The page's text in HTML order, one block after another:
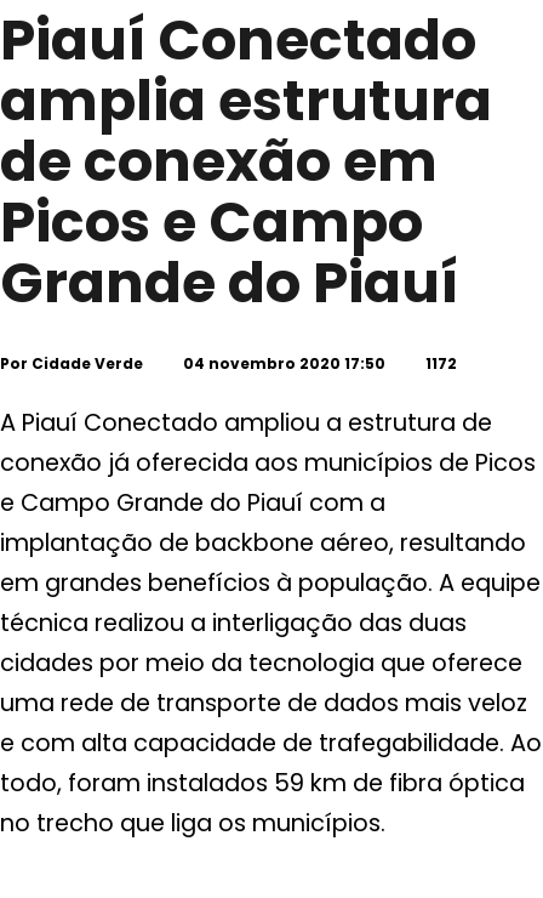
Piauí Conectado
amplia estrutura
de conexão em
Picos e Campo
Grande do Piauí
Por Cidade Verde 04 novembro 2020 17:50 1172
A Piauí Conectado ampliou a estrutura de
conexão já oferecida aos municípios de Picos
e Campo Grande do Piauí com a
implantação de backbone aéreo, resultando
em grandes benefícios à população. A equipe
técnica realizou a interligação das duas
cidades por meio da tecnologia que oferece
uma rede de transporte de dados mais veloz
e com alta capacidade de trafegabilidade. Ao
todo, foram instalados 59 km de fibra óptica
no trecho que liga os municípios.